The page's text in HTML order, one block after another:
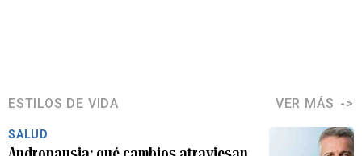
ESTILOS DE VIDA VER MÁS
SALUD